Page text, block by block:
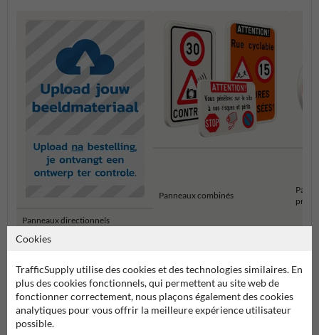
Panneaux directionnels
Panneaux combinés
Panneaux d'information pour propriétés privées
Cookies
TrafficSupply utilise des cookies et des technologies similaires. En
plus des cookies fonctionnels, qui permettent au site web de
fonctionner correctement, nous plaçons également des cookies
analytiques pour vous offrir la meilleure expérience utilisateur
possible.